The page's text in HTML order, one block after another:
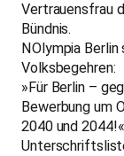
Vertrauensfrau
Bündnis.
NOlympia
Volksbegehren:
»Für Berlin –
Bewerbung um
2040 und 2044!«